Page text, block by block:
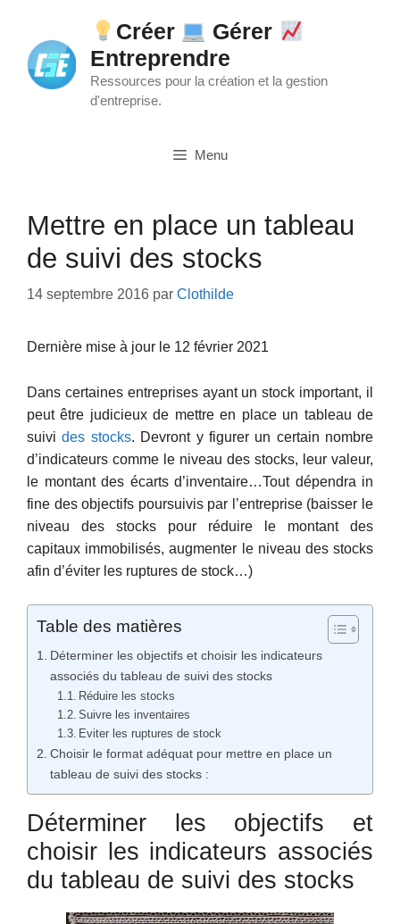
contenu
Créer
Gérer
Entreprendre
Ressources pour la création et la gestion
d'entreprise.
Menu
Mettre en place un tableau
de suivi des stocks
14 septembre 2016 par Clothilde
Dernière mise à jour le 12 février 2021
Dans certaines entreprises ayant un stock important, il
peut être judicieux de mettre en place un tableau de
suivides stocks. Devront y figurer un certain nombre
d’indicateurs comme le niveau des stocks, leur valeur,
le montant des écarts d’inventaire…Tout dépendra in
fine des objectifs poursuivis par l’entreprise (baisser le
niveau des stocks pour réduire le montant des
capitaux immobilisés, augmenter le niveau des stocks
afin d’éviter les ruptures de stock…)
Table des matières
Déterminer les objectifs et choisir les indicateurs
associés du tableau de suivi des stocks
Réduire les stocks
Suivre les inventaires
Eviter les ruptures de stock
Choisir le format adéquat pour mettre en place un
tableau de suivi des stocks :
Déterminer les objectifs et
choisir les indicateurs associés
du tableau de suivi des stocks